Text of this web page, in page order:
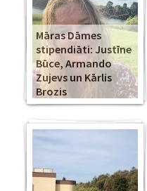
Māras Dāmes
stipendiāti: Justīne
Būce, Armando
Zujevs un Kārlis
Brozis